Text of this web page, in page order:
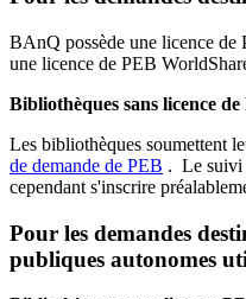
BAnQ possède une licence de
une licence de PEB
Bibliothèques sans licence
Les bibliothèques soumettent
de demande de PEB . Le suivi
cependant s'inscrire
Pour les demandes
publiques autonomes